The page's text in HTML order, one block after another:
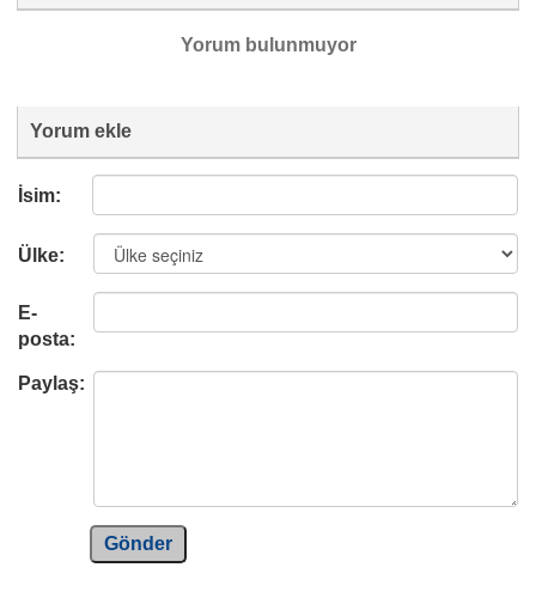
Yorum bulunmuyor
Yorum ekle
İsim:
Ülke:
E-
posta:
Paylaş:
Gönder